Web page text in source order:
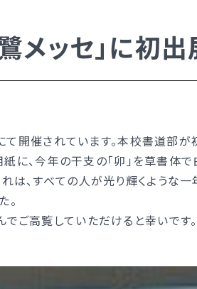
ッセ」に初出
開催されています。本校書道部が
に、今年の干支の「卯」を草書体
は、すべての人が光り輝くような一
。
ご高覧していただけると幸いです。